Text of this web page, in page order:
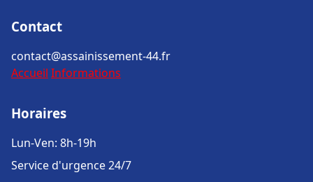
Contact
contact@assainissement-44.fr
Accueil Informations
Horaires
Lun-Ven: 8h-19h
Service d'urgence 24/7